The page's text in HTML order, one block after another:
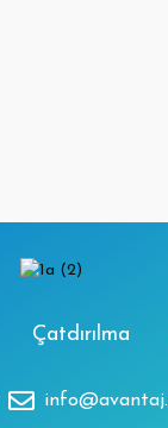
Çatdırılma